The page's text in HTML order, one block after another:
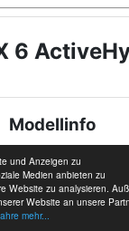
und Anzeigen zu
Medien anbieten zu
Website zu analysieren.
Website an unsere
mehr...
6
Modellinfo